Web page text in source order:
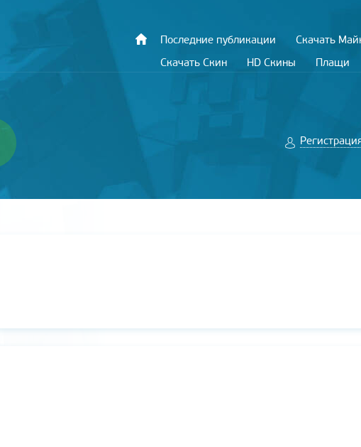
Последние публикации Скачать
Скачать Скин
HD Скины Плащи